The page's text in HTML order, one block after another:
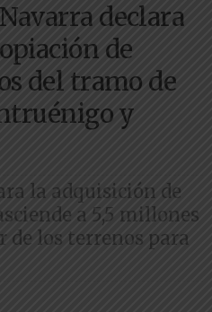
declara
de
del tramo de
y
la adquisición de
a 5,5 millones
los terrenos para